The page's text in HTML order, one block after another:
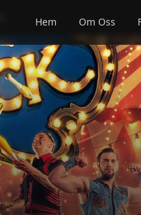
Hem Om Oss